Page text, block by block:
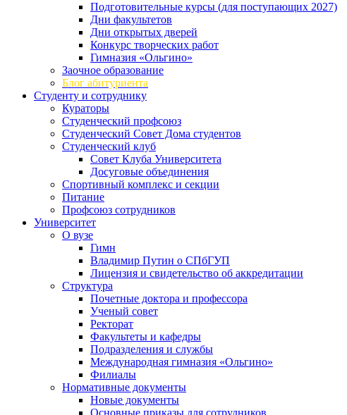
Подготовительные курсы (для поступающих 2027)
Дни факультетов
Дни открытых дверей
Конкурс творческих работ
Гимназия «Ольгино»
Заочное образование
Блог абитуриента
Студенту и сотруднику
Кураторы
Студенческий профсоюз
Студенческий Совет Дома студентов
Студенческий клуб
Совет Клуба Университета
Досуговые объединения
Спортивный комплекс и секции
Питание
Профсоюз сотрудников
Университет
О вузе
Гимн
Владимир Путин о СПбГУП
Лицензия и свидетельство об аккредитации
Структура
Почетные доктора и профессора
Ученый совет
Ректорат
Факультеты и кафедры
Подразделения и службы
Международная гимназия «Ольгино»
Филиалы
Нормативные документы
Новые документы
Основные приказы для сотрудников